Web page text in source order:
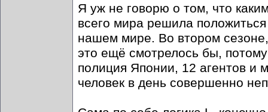
Я уж не говорю о том, что
всего мира решила
нашем мире. Во втором
это ещё смотрелось бы,
полиция Японии, 12 агентов и
человек в день совершенно